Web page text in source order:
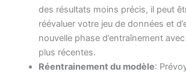
des résultats moins précis, il peut
réévaluer votre jeu de données et
nouvelle phase d’entraînement
plus récentes.
Réentrainement du modèle: